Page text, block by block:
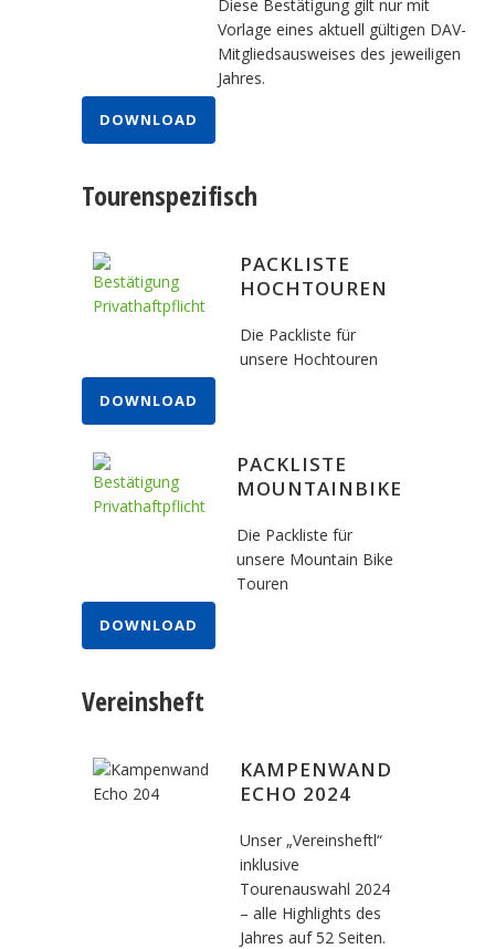
Diese Bestätigung gilt nur mit
Vorlage eines aktuell gültigen DAV-
Mitgliedsausweises des jeweiligen
Jahres.
DOWNLOAD
Tourenspezifisch
PACKLISTE
HOCHTOUREN
Die Packliste für
unsere Hochtouren
DOWNLOAD
PACKLISTE
MOUNTAINBIKE
Die Packliste für
unsere Mountain Bike
Touren
DOWNLOAD
Vereinsheft
KAMPENWAND
ECHO 2024
Unser „Vereinsheftl“
inklusive
Tourenauswahl 2024
– alle Highlights des
Jahres auf 52 Seiten.